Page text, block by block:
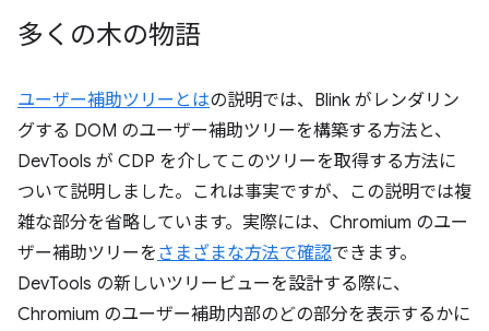
多くの木の物語
ユーザー補助ツリーとはの説明では、Blink がレンダリン
グする DOM のユーザー補助ツリーを構築する方法と、
DevTools が CDP を介してこのツリーを取得する方法に
ついて説明しました。これは事実ですが、この説明では複
雑な部分を省略しています。実際には、Chromium のユー
ザー補助ツリーを さまざまな方法で確認できます。
DevTools の新しいツリービューを設計する際に、
Chromium のユーザー補助内部のどの部分を表示するかに